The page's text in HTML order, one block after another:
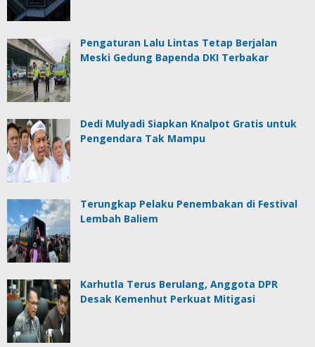
Pengaturan Lalu Lintas Tetap Berjalan
Meski Gedung Bapenda DKI Terbakar
Dedi Mulyadi Siapkan Knalpot Gratis untuk
Pengendara Tak Mampu
Terungkap Pelaku Penembakan di Festival
Lembah Baliem
Karhutla Terus Berulang, Anggota DPR
Desak Kemenhut Perkuat Mitigasi